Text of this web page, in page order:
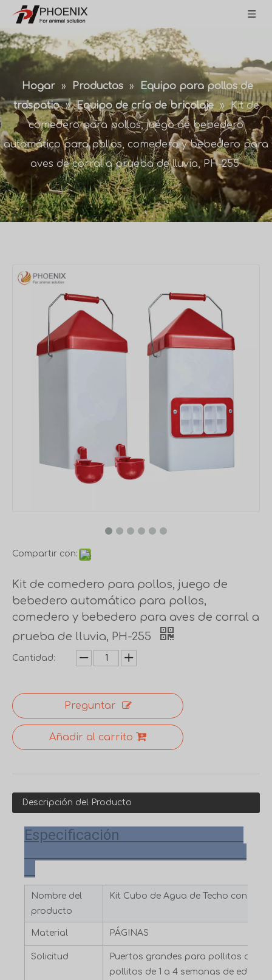
Hogar » Productos »
Equipo para pollos de
traspatio » Equipo de cría de bricolaje » Kit de
comedero para pollos, juego de bebedero
automático para pollos, comedero y bebedero para
aves de corral a prueba de lluvia, PH-255
Compartir con:
Kit de comedero para pollos, juego de
bebedero automático para pollos,
comedero y bebedero para aves de corral a
prueba de lluvia, PH-255
Cantidad:
Preguntar
Añadir al carrito
Descripción del Producto
Especificación
Nombre del
producto
Kit Cubo de Agua de Techo con
Material PÁGINAS
Solicitud
Puertos grandes para pollitos de 5
pollitos de 1 a 4 semanas de edad.